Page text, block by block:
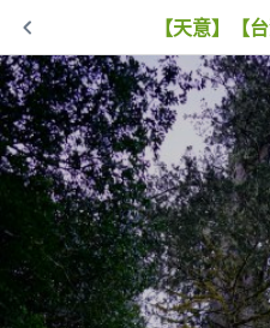
【天意】【